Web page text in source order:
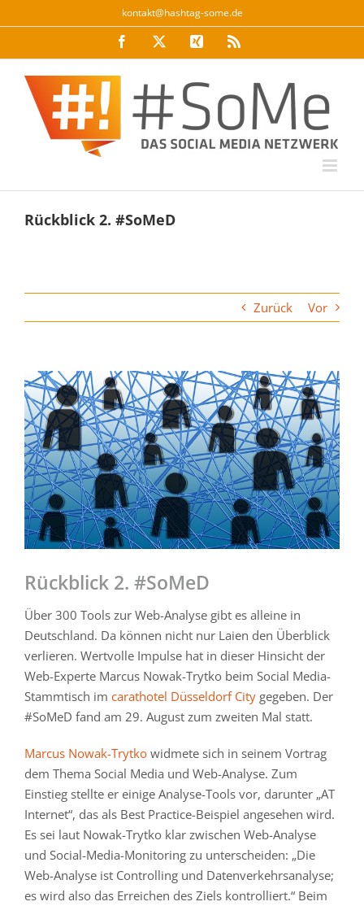
Inhalt
kontakt@hashtag-some.de
FacebookTwitterXing Rss
Rückblick 2. #SoMeD
Zurück Vor
Zeige
grösseres
Bild
Rückblick 2. #SoMeD
Über 300 Tools zur Web-Analyse gibt es alleine in
Deutschland. Da können nicht nur Laien den Überblick
verlieren. Wertvolle Impulse hat in dieser Hinsicht der
Web-Experte Marcus Nowak-Trytko beim Social Media-
Stammtisch im carathotel Düsseldorf City gegeben. Der
#SoMeD fand am 29. August zum zweiten Mal statt.
Marcus Nowak-Trytko widmete sich in seinem Vortrag
dem Thema Social Media und Web-Analyse. Zum
Einstieg stellte er einige Analyse-Tools vor, darunter „AT
Internet“, das als Best Practice-Beispiel angesehen wird.
Es sei laut Nowak-Trytko klar zwischen Web-Analyse
und Social-Media-Monitoring zu unterscheiden: „Die
Web-Analyse ist Controlling und Datenverkehrsanalyse;
es wird also das Erreichen des Ziels kontrolliert.“ Beim